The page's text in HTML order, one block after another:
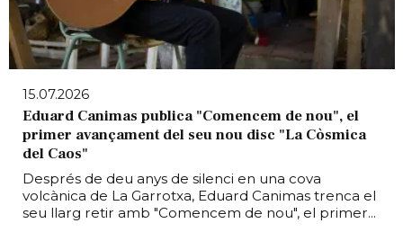
15.07.2026
Eduard Canimas publica "Comencem de nou", el
primer avançament del seu nou disc "La Còsmica
del Caos"
Després de deu anys de silenci en una cova
volcànica de La Garrotxa, Eduard Canimas trenca el
seu llarg retir amb "Comencem de nou", el primer...